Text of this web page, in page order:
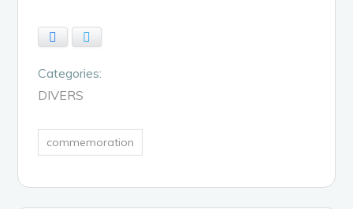
Categories:
DIVERS
commemoration